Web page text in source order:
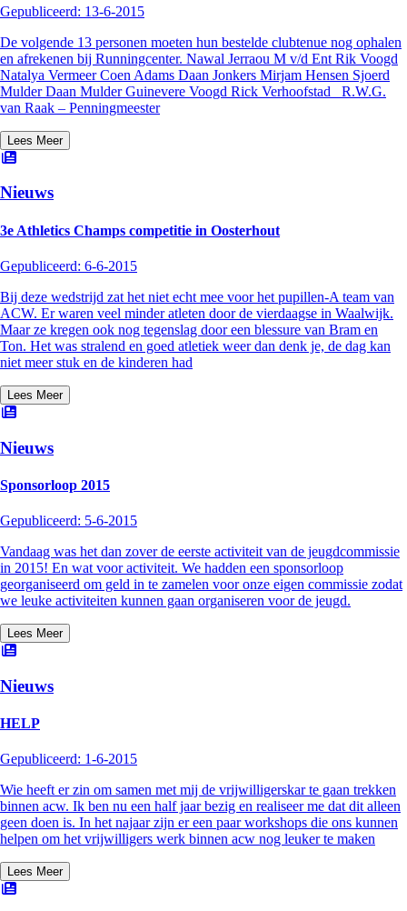
Gepubliceerd: 13-6-2015
De volgende 13 personen moeten hun bestelde clubtenue nog ophalen
en afrekenen bij Runningcenter. Nawal Jerraou M v/d Ent Rik Voogd
Natalya Vermeer Coen Adams Daan Jonkers Mirjam Hensen Sjoerd
Mulder Daan Mulder Guinevere Voogd Rick Verhoofstad R.W.G.
van Raak – Penningmeester
Lees Meer
Nieuws
3e Athletics Champs competitie in Oosterhout
Gepubliceerd: 6-6-2015
Bij deze wedstrijd zat het niet echt mee voor het pupillen-A team van
ACW. Er waren veel minder atleten door de vierdaagse in Waalwijk.
Maar ze kregen ook nog tegenslag door een blessure van Bram en
Ton. Het was stralend en goed atletiek weer dan denk je, de dag kan
niet meer stuk en de kinderen had
Lees Meer
Nieuws
Sponsorloop 2015
Gepubliceerd: 5-6-2015
Vandaag was het dan zover de eerste activiteit van de jeugdcommissie
in 2015! En wat voor activiteit. We hadden een sponsorloop
georganiseerd om geld in te zamelen voor onze eigen commissie zodat
we leuke activiteiten kunnen gaan organiseren voor de jeugd.
Lees Meer
Nieuws
HELP
Gepubliceerd: 1-6-2015
Wie heeft er zin om samen met mij de vrijwilligerskar te gaan trekken
binnen acw. Ik ben nu een half jaar bezig en realiseer me dat dit alleen
geen doen is. In het najaar zijn er een paar workshops die ons kunnen
helpen om het vrijwilligers werk binnen acw nog leuker te maken
Lees Meer